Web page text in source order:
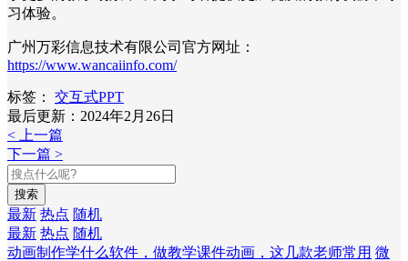
习体验。
广州万彩信息技术有限公司官方网址：
https://www.wancaiinfo.com/
标签：
交互式PPT
最后更新：2024年2月26日
< 上一篇
下一篇 >
搜索
最新 热点 随机
最新 热点 随机
动画制作学什么软件，做教学课件动画，这几款老师常用 微